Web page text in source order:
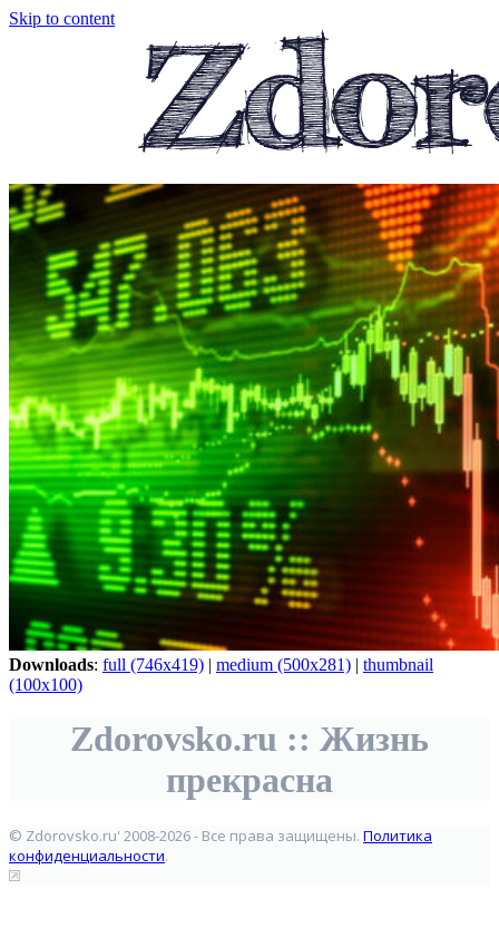
Skip to content
Downloads: full (746x419) | medium (500x281) | thumbnail
(100x100)
Zdorovsko.ru :: Жизнь
прекрасна
© Zdorovsko.ru' 2008-2026 - Все права защищены. Политика
конфиденциальности.